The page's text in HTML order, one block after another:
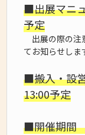
■出展マニ
予定
出展の際の注
てお知らせしま
■搬入・設
13:00予定
■開催期間